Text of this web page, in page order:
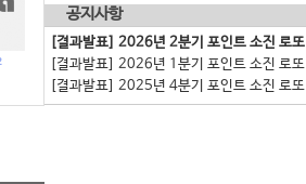
공지사항
[결과발표] 2026년 2분기 포인트 소진 로또
[결과발표] 2026년 1분기 포인트 소진 로또
[결과발표] 2025년 4분기 포인트 소진 로또